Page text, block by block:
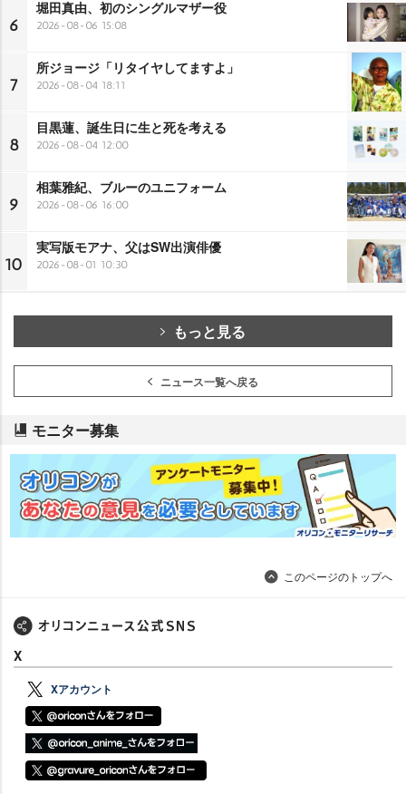
6
堀田真由、初のシングルマザー役
2026-08-06 15:08
7
所ジョージ「リタイヤしてますよ」
2026-08-04 18:11
8
目黒蓮、誕生日に生と死を考える
2026-08-04 12:00
9
相葉雅紀、ブルーのユニフォーム
2026-08-06 16:00
10
実写版モアナ、父はSW出演俳優
2026-08-01 10:30
もっと見る
ニュース一覧へ戻る
モニター募集
このページのトップへ
X
Xアカウント